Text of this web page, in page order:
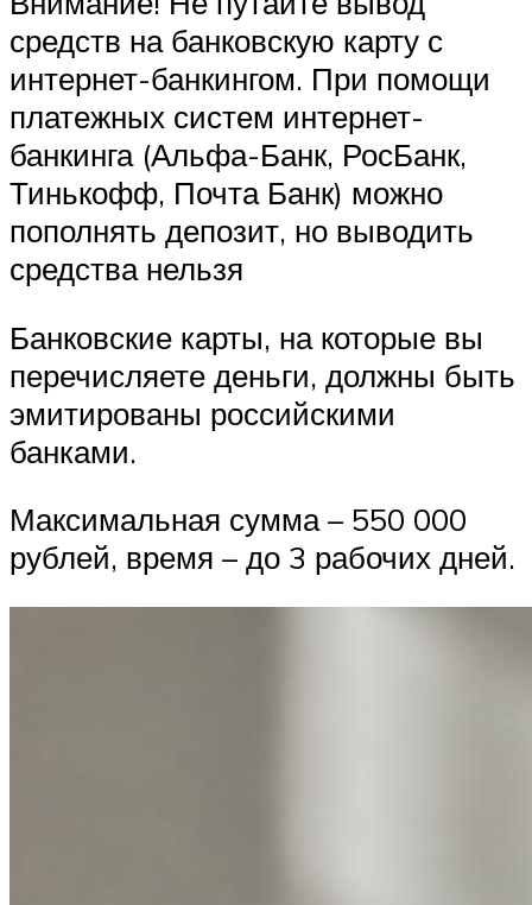
средств на банковскую карту с
интернет-банкингом. При помощи
платежных систем интернет-
банкинга (Альфа-Банк, РосБанк,
Тинькофф, Почта Банк) можно
пополнять депозит, но выводить
средства нельзя
Банковские карты, на которые вы
перечисляете деньги, должны быть
эмитированы российскими
банками.
Максимальная сумма – 550 000
рублей, время – до 3 рабочих дней.